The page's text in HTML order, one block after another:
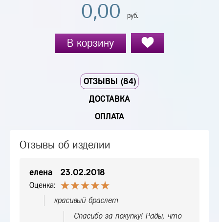
0,00 руб.
В корзину
ОТЗЫВЫ (84)
ДОСТАВКА
ОПЛАТА
Отзывы об изделии
елена 23.02.2018
Оценка:
красивый браслет
Спасибо за покупку! Рады, что